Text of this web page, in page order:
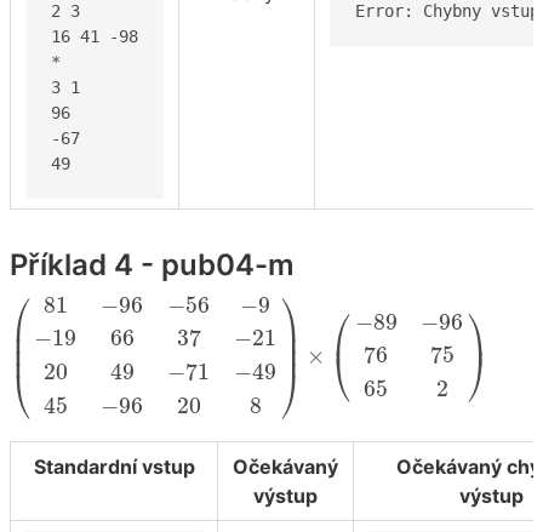
2 3
16 41 -98
*
3 1
96
-67
49
Error: Chybny
Příklad 4 - pub04-m
⎛
⎜
⎜ ⎜⎝
81 −96 −56 −9
−19 66 37 −21
20
49 −71 −49
45
−96 20 8
⎞⎟ ⎟
⎟
⎠
× ⎛
⎜
⎝
−89 −96
76
75
65
2
⎞
⎟
⎠
81 −96 56− 1966 37− 21
Standardní vstup
Očekávaný
výstup
Očekávaný
výstup